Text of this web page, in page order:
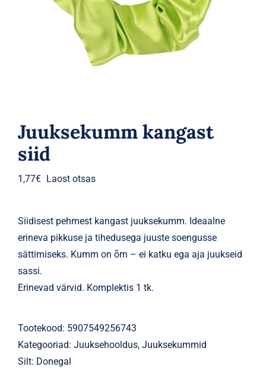
Parfüümid
Juuksekumm kangast
siid
1,77€ Laost otsas
Siidisest pehmest kangast juuksekumm. Ideaalne
erineva pikkuse ja tihedusega juuste soengusse
sättimiseks. Kumm on õrn – ei katku ega aja juukseid
sassi.
Erinevad värvid. Komplektis 1 tk.
Tootekood: 5907549256743
Kategooriad: Juuksehooldus, Juuksekummid
Silt: Donegal